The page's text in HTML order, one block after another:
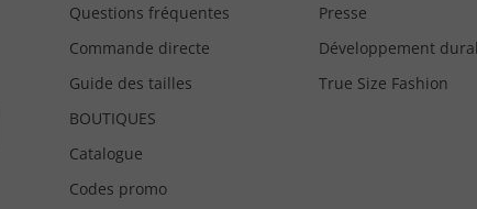
Questions fréquentes
Commande directe
Guide des tailles
BOUTIQUES
Catalogue
Codes promo
Presse
Développement
True Size Fashion